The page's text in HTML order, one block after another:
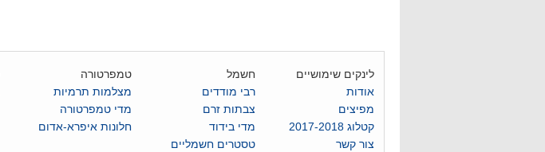
לינקים שימושיים
אודות
מפיצים
קטלוג 2017-2018
צור קשר
חשמל
רבי מודדים
צבתות זרם
מדי בידוד
טסטרים חשמליים
טמפרטורה
מצלמות תרמיות
מדי טמפרטורה
חלונות איפרא-אדום